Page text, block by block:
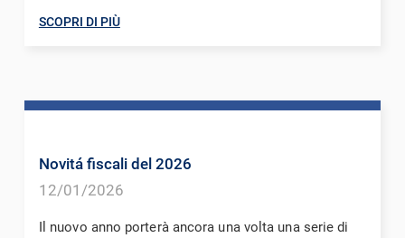
SCOPRI DI PIÙ
Novitá fiscali del 2026
12/01/2026
Il nuovo anno porterà ancora una volta una serie di